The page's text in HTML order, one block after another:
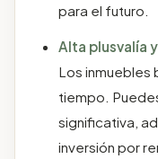
para el futuro.
Alta plusvalía
Los inmuebles
tiempo.
significativa,
inversión por